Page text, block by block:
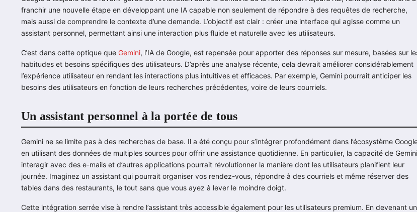
franchir une nouvelle étape en développant une IA capable non seulement de répondre à des requêtes de recherche,
mais aussi de comprendre le contexte d’une demande. L’objectif est clair : créer une interface qui agisse comme un
assistant personnel, permettant ainsi une interaction plus fluide et naturelle avec les utilisateurs.
C’est dans cette optique que Gemini, l’IA de Google, est repensée pour apporter des réponses sur mesure, basées sur
habitudes et besoins spécifiques des utilisateurs. D’après une analyse récente, cela devrait améliorer considérablement
l’expérience utilisateur en rendant les interactions plus intuitives et efficaces. Par exemple, Gemini pourrait anticiper les
besoins des utilisateurs en fonction de leurs recherches précédentes, voire de leurs courriels.
Un assistant personnel à la portée de tous
Gemini ne se limite pas à des recherches de base. Il a été conçu pour s’intégrer profondément dans l’écosystème
en utilisant des données de multiples sources pour offrir une assistance quotidienne. En particulier, la capacité de
interagir avec des e-mails et d’autres applications pourrait révolutionner la manière dont les utilisateurs planifient leur
journée. Imaginez un assistant qui pourrait organiser vos rendez-vous, répondre à des courriels et même réserver des
tables dans des restaurants, le tout sans que vous ayez à lever le moindre doigt.
Cette intégration serrée vise à rendre l’assistant très accessible également pour les utilisateurs premium. En devenant un